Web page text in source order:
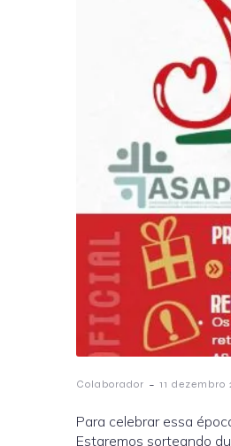
Colaborador - 11 dezembro
Para celebrar essa
Estaremos sorteando